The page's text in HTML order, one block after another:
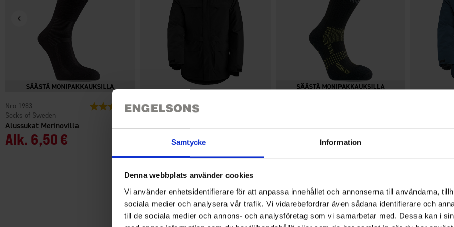
Samtycke Information
Denna webbplats använder cookies
Vi använder enhetsidentifierare för att anpassa innehållet och annonserna till användarna,
sociala medier och analysera vår trafik. Vi vidarebefordrar även sådana identifierare och
till de sociala medier och annons- och analysföretag som vi samarbetar med. Dessa kan i
Alussukat Merinovilla
Socks of Sweden
1983
Alk. 6,50 €
Arvio: 4.5 5:sta tähdestä
High Mountain
3010
6,50 €
4.6